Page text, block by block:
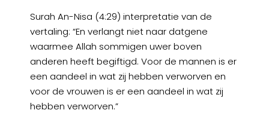
Surah An-Nisa (4:29) interpretatie van de
vertaling: “En verlangt niet naar datgene
waarmee Allah sommigen uwer boven
anderen heeft begiftigd. Voor de mannen is er
een aandeel in wat zij hebben verworven en
voor de vrouwen is er een aandeel in wat zij
hebben verworven.”